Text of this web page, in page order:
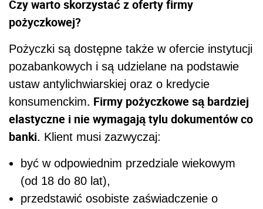
Czy warto skorzystać z oferty firmy
pożyczkowej?
Pożyczki są dostępne także w ofercie instytucji
pozabankowych i są udzielane na podstawie
ustaw antylichwiarskiej oraz o kredycie
konsumenckim. Firmy pożyczkowe są bardziej
elastyczne i nie wymagają tylu dokumentów co
banki. Klient musi zazwyczaj:
być w odpowiednim przedziale wiekowym
(od 18 do 80 lat),
przedstawić osobiste zaświadczenie o